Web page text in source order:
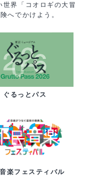
界「コオロギの大冒
へでかけよう。
ぐるっとパス
楽フェスティバル